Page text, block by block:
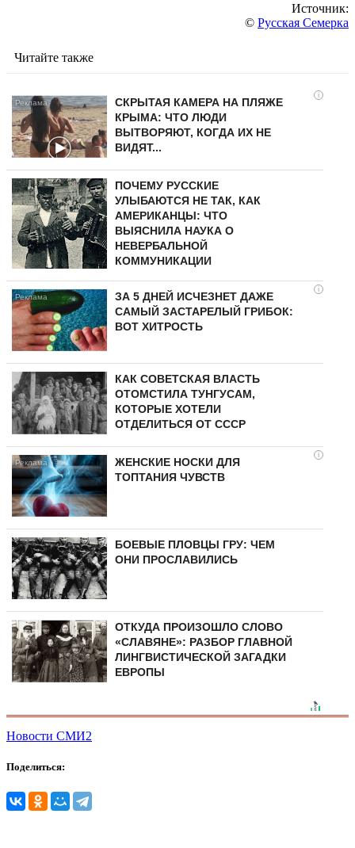
Источник:
© Русская Семерка
Читайте также
i
СКРЫТАЯ КАМЕРА НА ПЛЯЖЕ
КРЫМА: ЧТО ЛЮДИ
ВЫТВОРЯЮТ, КОГДА ИХ НЕ
ВИДЯТ...
ПОЧЕМУ РУССКИЕ
УЛЫБАЮТСЯ НЕ ТАК, КАК
АМЕРИКАНЦЫ: ЧТО
ВЫЯСНИЛА НАУКА О
НЕВЕРБАЛЬНОЙ
КОММУНИКАЦИИ
i
ЗА 5 ДНЕЙ ИСЧЕЗНЕТ ДАЖЕ
САМЫЙ ЗАСТАРЕЛЫЙ ГРИБОК:
ВОТ ХИТРОСТЬ
КАК СОВЕТСКАЯ ВЛАСТЬ
ОТОМСТИЛА ТУНГУCAМ,
КОТОРЫЕ ХОТЕЛИ
ОТДЕЛИТЬСЯ ОТ СССР
i
ЖЕНСКИЕ НОСКИ ДЛЯ
ТОПТАНИЯ ЧУВСТВ
БОЕВЫЕ ПЛОВЦЫ ГРУ: ЧЕМ
ОНИ ПРОСЛАВИЛИСЬ
ОТКУДА ПРОИЗОШЛО СЛОВО
«СЛАВЯНЕ»: РАЗБОР ГЛАВНОЙ
ЛИНГВИСТИЧЕСКОЙ ЗАГАДКИ
ЕВРОПЫ
Новости СМИ2
Поделиться: